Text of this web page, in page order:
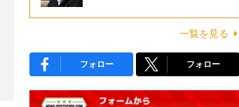
一覧を見る
フォロー フォロー